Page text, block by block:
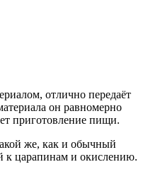
отлично передаёт
он равномерно
приготовление пищи.
же, как и обычный
к царапинам и окислению.